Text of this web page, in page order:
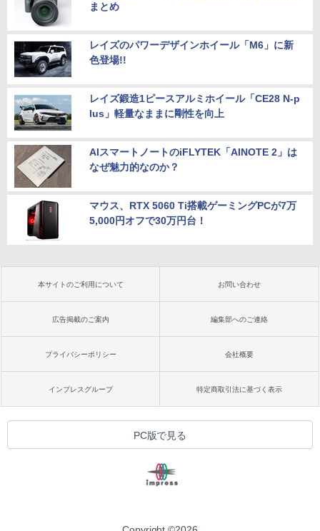
まとめ
レイズのパワーデザインホイール「M6」に新
色登場!!
レイズ鍛造1ピースアルミホイール「CE28 N-p
lus」軽量なままに剛性を向上
AIスマートノートのiFLYTEK「AINOTE 2」は
なぜ魅力的なのか？
マウス、RTX 5060 Ti搭載ゲーミングPCが7万
5,000円オフで30万円台！
本サイトのご利用について お問い合わせ
広告掲載のご案内 編集部へのご連絡
プライバシーポリシー 会社概要
インプレスグループ 特定商取引法に基づく表示
PC版で見る